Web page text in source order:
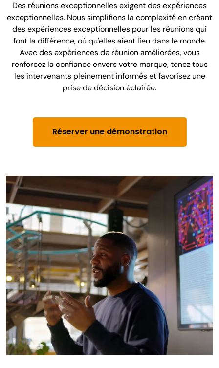
Des réunions exceptionnelles exigent des expériences
exceptionnelles. Nous simplifions la complexité en créant
des expériences exceptionnelles pour les réunions qui
font la différence, où qu'elles aient lieu dans le monde.
Avec des expériences de réunion améliorées, vous
renforcez la confiance envers votre marque, tenez tous
les intervenants pleinement informés et favorisez une
prise de décision éclairée.
Réserver une démonstration